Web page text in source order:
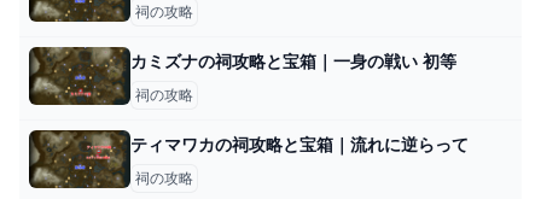
祠の攻略
カミズナの祠攻略と宝箱｜一身の戦い 初等
祠の攻略
ティマワカの祠攻略と宝箱｜流れに逆らって
祠の攻略